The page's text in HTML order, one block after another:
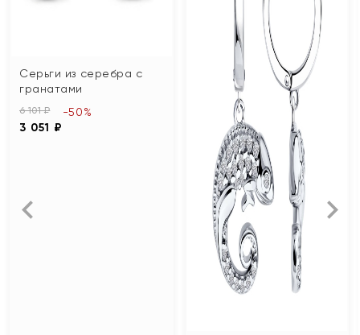
Серьги из серебра с
гранатами
6 101 ₽
3 051 ₽
-50%